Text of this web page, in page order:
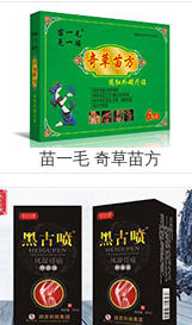
苗一毛 奇草苗方